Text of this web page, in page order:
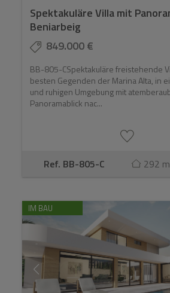
Spektakuläre Villa mit
Beniarbeig
849.000 €
BB-805-CSpektakuläre freistehende
besten Gegenden der Marina Alta, in
und ruhigen Umgebung mit
Panoramablick nac...
Ref. BB-805-C 292 m
IM BAU